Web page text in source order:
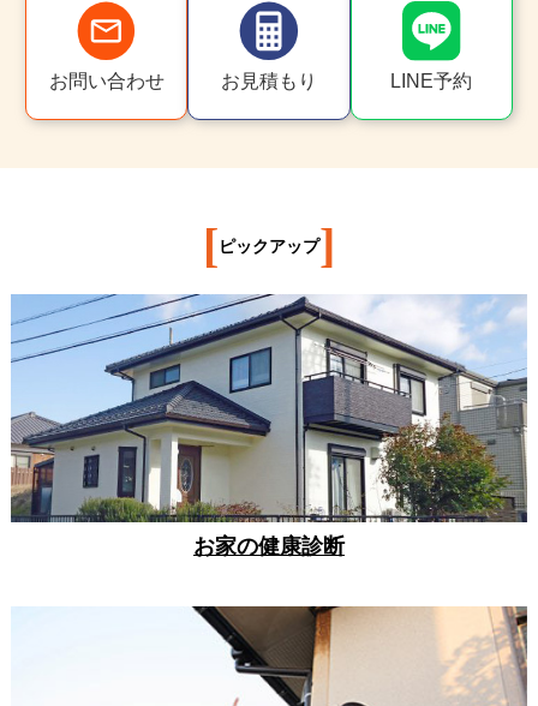
お問い合わせ お見積もり LINE予約
[ ピックアップ]
お家の健康診断